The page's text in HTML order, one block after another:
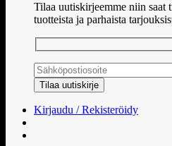
Tilaa uutiskirjeemme niin saat
tuotteista ja parhaista
Kirjaudu / Rekisteröidy